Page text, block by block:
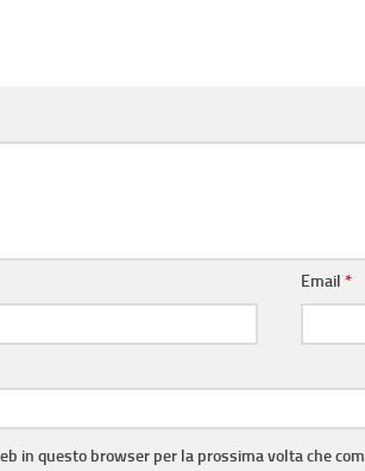
Email*
in questo browser per la prossima volta che